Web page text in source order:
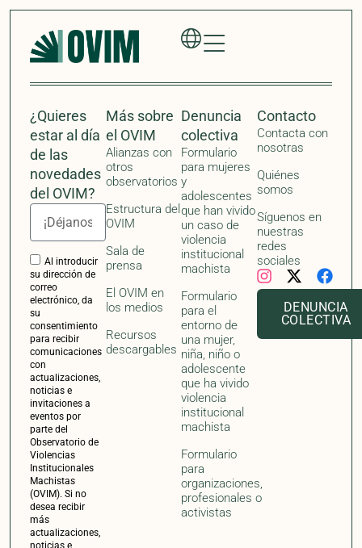
electrónico, da
consentimiento
para recibir
comunicaciones
actualizaciones,
invitaciones a
eventos por
parte del
Observatorio de
Violencias
Institucionales
Machistas
(OVIM). Si no
desea recibir
más
actualizaciones,
noticias e
invitaciones a
eventos
relacionados con
el OVIM, por
favor, envíe un
correo
electrónico a
info@ovim.org
con el asunto
"Baja".
ENVIAR
Recursos
descargables
Formulario
entorno de
una mujer,
adolescente
violencia
institucional
machista
Formulario
para
organizaciones,
profesionales o
activistas
Impulsado por: